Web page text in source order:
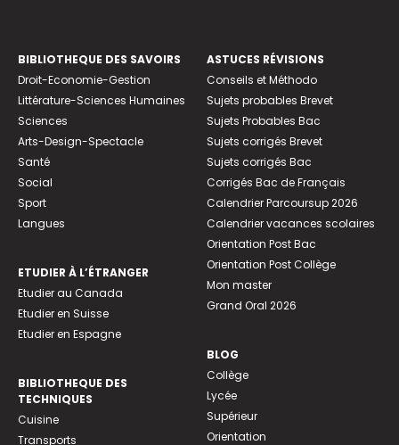
BIBLIOTHEQUE DES SAVOIRS
Droit-Economie-Gestion
Littérature-Sciences Humaines
Sciences
Arts-Design-Spectacle
Santé
Social
Sport
Langues
ETUDIER À L’ÉTRANGER
Etudier au Canada
Etudier en Suisse
Etudier en Espagne
BIBLIOTHEQUE DES
TECHNIQUES
Cuisine
Transports
ASTUCES RÉVISIONS
Conseils et Méthodo
Sujets probables Brevet
Sujets Probables Bac
Sujets corrigés Brevet
Sujets corrigés Bac
Corrigés Bac de Français
Calendrier Parcoursup 2026
Calendrier vacances scolaires
Orientation Post Bac
Orientation Post Collège
Mon master
Grand Oral 2026
BLOG
Collège
Lycée
Supérieur
Orientation